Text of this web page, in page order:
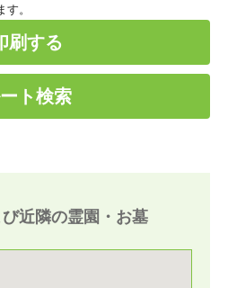
。
刷する
ト検索
近隣の霊園・お墓